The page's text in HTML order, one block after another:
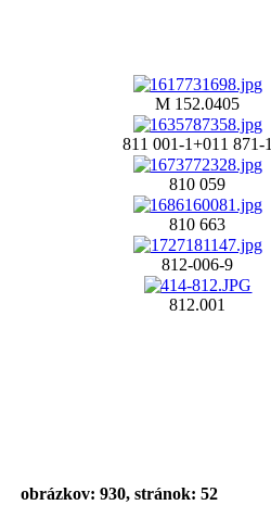
M 152.0405
811 001-1+011 871-1
810 059
810 663
812-006-9
812.001
obrázkov: 930, stránok: 52